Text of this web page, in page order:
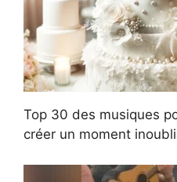
Top 30 des musiques
créer un moment